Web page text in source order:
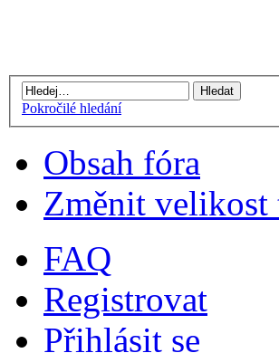
Pokročilé hledání
Obsah fóra
Změnit velikost
FAQ
Registrovat
Přihlásit se